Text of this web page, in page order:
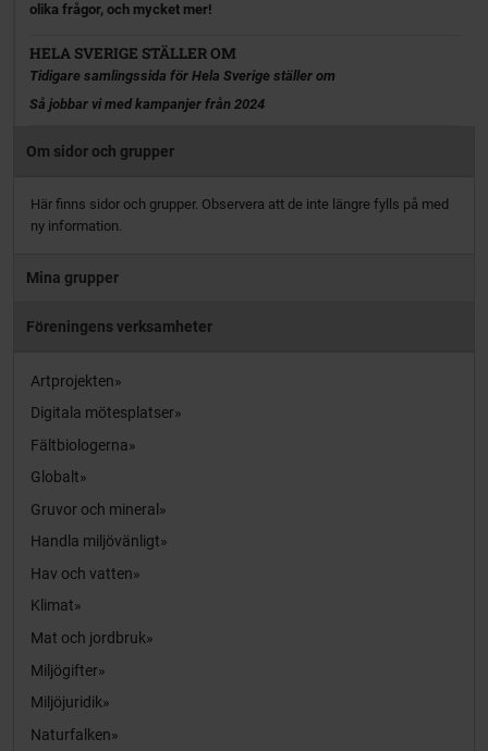
olika frågor, och mycket mer!
HELA SVERIGE STÄLLER OM
Tidigare samlingssida för Hela Sverige ställer om
Så jobbar vi med kampanjer från 2024
Om sidor och grupper
Här finns sidor och grupper. Observera att de inte längre fylls på med
ny information.
Mina grupper
Föreningens verksamheter
Artprojekten
Digitala mötesplatser
Fältbiologerna
Globalt
Gruvor och mineral
Handla miljövänligt
Hav och vatten
Klimat
Mat och jordbruk
Miljögifter
Miljöjuridik
Naturfalken